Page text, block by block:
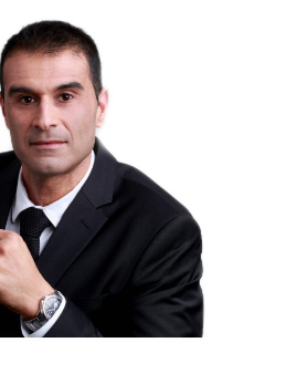
אודות המשרד
לצד מערך השירותים המקצועיים, מציע
משפטית אסטרטגית, רשת קשרים ענפה
המשפט הקיבוצי. הצוות המוביל של
בכירים בהסתדרות, אשר הקנו לו ידע